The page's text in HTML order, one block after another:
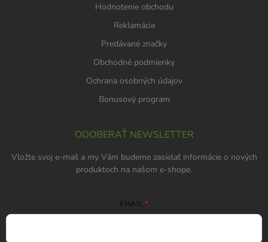
Hodnotenie obchodu
Reklamácia
Predávané značky
Obchodné podmienky
Ochrana osobných údajov
Bonusový program
ODOBERAŤ NEWSLETTER
Vložte svoj e-mail a my Vám budeme zasielať informácie o nových
produktoch na našom e-shope.
EMAIL